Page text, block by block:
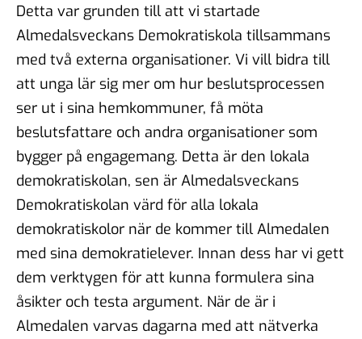
Detta var grunden till att vi startade
Almedalsveckans Demokratiskola tillsammans
med två externa organisationer. Vi vill bidra till
att unga lär sig mer om hur beslutsprocessen
ser ut i sina hemkommuner, få möta
beslutsfattare och andra organisationer som
bygger på engagemang. Detta är den lokala
demokratiskolan, sen är Almedalsveckans
Demokratiskolan värd för alla lokala
demokratiskolor när de kommer till Almedalen
med sina demokratielever. Innan dess har vi gett
dem verktygen för att kunna formulera sina
åsikter och testa argument. När de är i
Almedalen varvas dagarna med att nätverka